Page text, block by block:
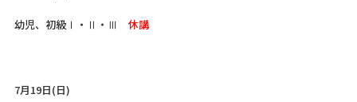
幼児、初級Ⅰ・Ⅱ・Ⅲ 休講
7月19日(日)